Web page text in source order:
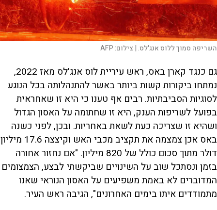
השריפה סמוך ללוס אנג'לס. | צילום:AFP
גם כנגד קארן באס, ראש עיריית לוס אנג'לס מאז 2022,
נמתחו ביקורות קשות ביותר באשר להתנהלותה בכל הנוגע
לסוגיות הסביבתיות. רבים אף טענו כי היא זו שאחראית
בפועל לשריפות הענק, היא זו שחתומה על האסון הגדול
ושהיא זו שצריכה כעת לשאת באחריות. ובכן, לפני כשנה
באס אכן צמצמה את תקציב מכבי האש וקיצצה 17.6 מיליון
דולר מתוך סכום כולל של 820 מיליון. "אם נחזור אחורה
בזמן ונסתכל שוב על השינויים שביקשתי לבצע, הצמצומים
המדוברים לא באמת משפיעים על האסון הנוראי שאנו
מתמודדים איתו בימים האחרונים", הגיבה ראש העיר.